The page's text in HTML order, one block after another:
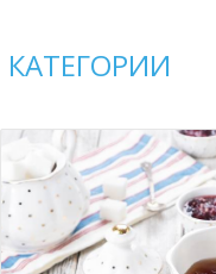
КАТЕГОРИИ